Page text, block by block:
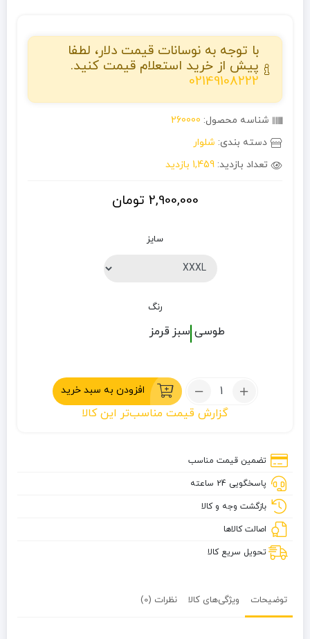
با توجه به نوسانات قیمت دلار، لطفا
پیش از خرید استعلام قیمت کنید.
02149108222
شناسه محصول: 260000
دسته بندی: شلوار
تعداد بازدید: 1,459 بازدید
2,900,000 تومان
سایز
رنگ
طوسی سبز قرمز
تعداد:
گورتکس
افزودن به سبد خرید
گزارش قیمت مناسب‌تر این کالا
تضمین قیمت مناسب
پاسخگویی 24 ساعته
بازگشت وجه و کالا
اصالت کالاها
تحویل سریع کالا
توضیحات ویژگی‌های کالا نظرات (0)